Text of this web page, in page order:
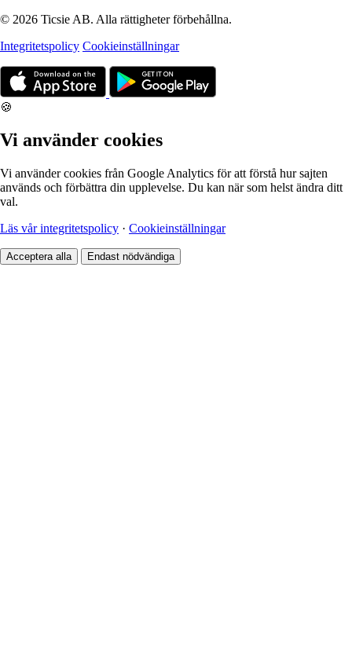
© 2026 Ticsie AB. Alla rättigheter förbehållna.
Integritetspolicy Cookieinställningar
🍪
Vi använder cookies
Vi använder cookies från Google Analytics för att förstå hur sajten
används och förbättra din upplevelse. Du kan när som helst ändra ditt
val.
Läs vår integritetspolicy · Cookieinställningar
Acceptera alla Endast nödvändiga